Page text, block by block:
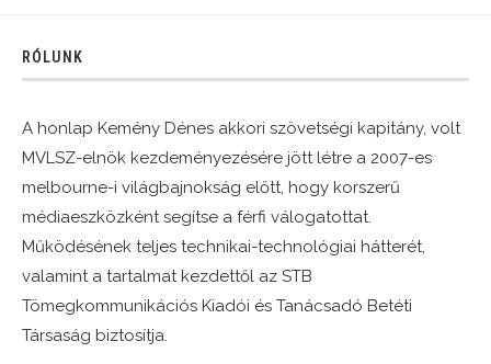
RÓLUNK
A honlap Kemény Dénes akkori szövetségi kapitány, volt
MVLSZ-elnök kezdeményezésére jött létre a 2007-es
melbourne-i világbajnokság előtt, hogy korszerű
médiaeszközként segítse a férfi válogatottat.
Működésének teljes technikai-technológiai hátterét,
valamint a tartalmat kezdettől az STB
Tömegkommunikációs Kiadói és Tanácsadó Betéti
Társaság biztosítja.